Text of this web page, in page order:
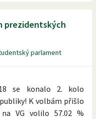
prezidentských
parlament
se konalo 2. kolo
K volbám přišlo
VG volilo 57.02 %